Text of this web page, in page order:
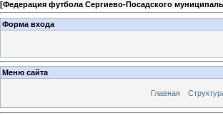
[Федерация футбола Сергиево-Посадского
Форма входа
Меню сайта
Главная